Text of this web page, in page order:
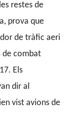
restes de
prova que
de tràfic aeri
de combat
Els
dir al
vist avions de